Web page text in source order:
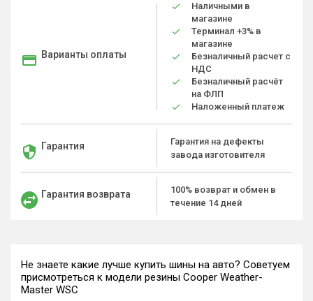
Варианты оплаты
Наличными в
магазине
Терминал +3% в
магазине
Безналичный расчет с
НДС
Безналичный расчёт
на ФЛП
Наложенный платеж
Гарантия
Гарантия на дефекты
завода изготовителя
Гарантия возврата
100% возврат и обмен в
течение 14 дней
Не знаете какие лучше купить шины на авто? Советуем
присмотреться к модели резины Cooper Weather-
Master WSC